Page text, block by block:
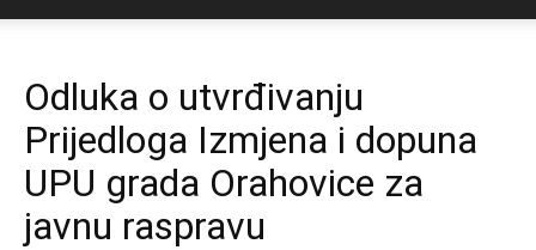
stranice
Grada
Odluka o utvrđivanju
Prijedloga Izmjena i dopuna
UPU grada Orahovice za
javnu raspravu